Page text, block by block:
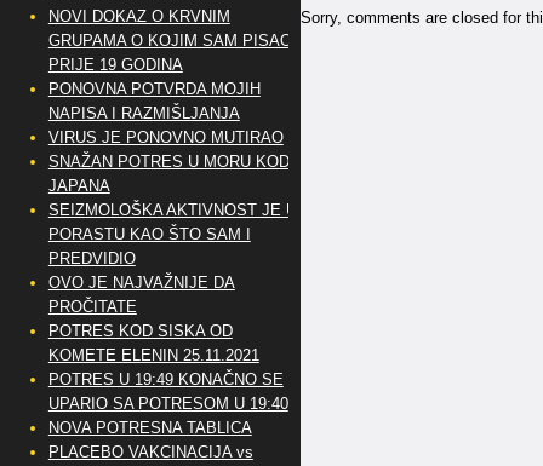
Sorry, comments are closed for
NOVI DOKAZ O KRVNIM
GRUPAMA O KOJIM SAM PISAO
PRIJE 19 GODINA
PONOVNA POTVRDA MOJIH
NAPISA I RAZMIŠLJANJA
VIRUS JE PONOVNO MUTIRAO
SNAŽAN POTRES U MORU KOD
JAPANA
SEIZMOLOŠKA AKTIVNOST JE U
PORASTU KAO ŠTO SAM I
PREDVIDIO
OVO JE NAJVAŽNIJE DA
PROČITATE
POTRES KOD SISKA OD
KOMETE ELENIN 25.11.2021
POTRES U 19:49 KONAČNO SE
UPARIO SA POTRESOM U 19:40
NOVA POTRESNA TABLICA
PLACEBO VAKCINACIJA vs